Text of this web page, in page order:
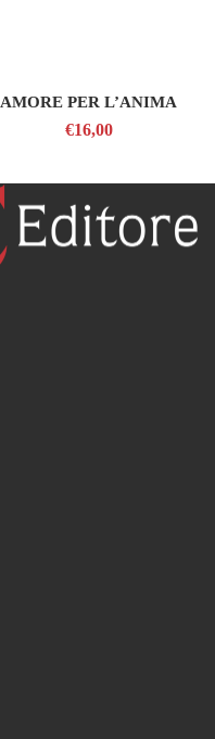
AMORE PER L’ANIMA
€16,00